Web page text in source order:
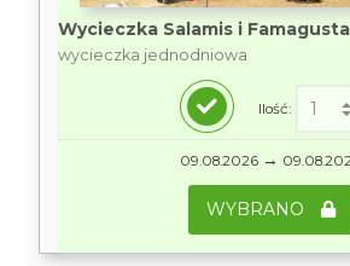
Wycieczka Salamis i
wycieczka jednodniowa
Ilość:
09.08.2026 →
WYBRANO